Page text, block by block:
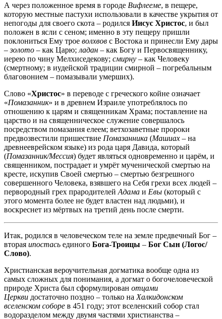
А через положенное время в городе Вифлееме, в пещере,
которую местные пастухи использовали в качестве укрытия от
непогоды для своего скота – родился Иисус Христос, и был
положен в ясли с сеном; именно в эту пещеру пришли
поклониться Ему трое волхвов с Востока и принесли Ему дары
–золото – как Царю; ладан – как Богу и Первосвященнику,
иерею по чину Мелхиседекову; смирну – как Человеку
(смертному; в иудейской традиции смирной – погребальным
благовонием – помазывали умерших).
Слово «Христос» в переводе с греческого койне означает
«Помазанник» и в древнем Израиле употреблялось по
отношению к царям и священникам Храма; поставление на
царство и на священническое служение совершалось
посредством помазания елеем; ветхозаветные пророки
предвозвестили пришествие Помазанника (Машиах – на
древнееврейском языке) из рода царя Давида, который
(Помазанник/Мессия) будет являться одновременно и царём, и
священником, пострадает и умрёт мученической смертью на
кресте, искупив Своей смертью – смертью безгрешного
совершенного Человека, взявшего на Себя грехи всех людей –
первородный грех прародителей Адама и Евы (который с
этого момента более не будет властен над людьми), и
воскреснет из мёртвых на третий день после смерти.
Итак, родился в человеческом теле на земле предвечный Бог –
вторая ипостась единого Бога-Троицы – Бог Сын (Логос/
Слово).
Христианская вероучительная догматика вообще одна из
самых сложных для понимания, а догмат о богочеловеческой
природе Христа был сформулирован отцами
Церкви достаточно поздно – только на Халкидонском
вселенском соборе в 451 году; этот вселенский собор стал
водоразделом между двумя частями христианства –